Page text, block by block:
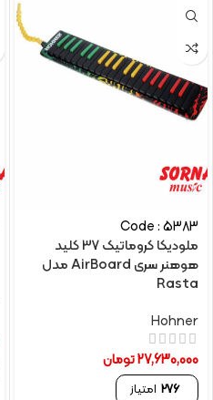
Code : 5383
ملودیکا کروماتیک 37 کلید
هوهنر سری AirBoard مدل
Rasta
Hohner
27,630,000تومان
276 امتیاز